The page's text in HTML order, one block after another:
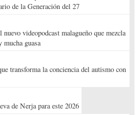
de la Generación del 27
videopodcast malagueño que mezcla
guasa
transforma la conciencia del autismo con
de Nerja para este 2026